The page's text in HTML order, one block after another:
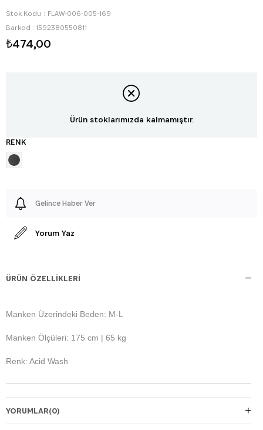
Stok Kodu
FLAW-006-005-169
Barkod : 1592380550811
₺474,00
Ürün stoklarımızda kalmamıştır.
RENK
Gelince Haber Ver
Yorum Yaz
ÜRÜN ÖZELLIKLERI
Manken Üzerindeki Beden: M-L
Manken Ölçüleri: 175 cm | 65 kg
Renk: Acid Wash
YORUMLAR(0)